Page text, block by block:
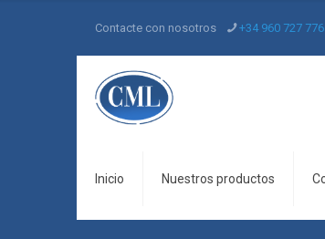
Contacte con nosotros +34 960 727 776
Inicio Nuestros productos